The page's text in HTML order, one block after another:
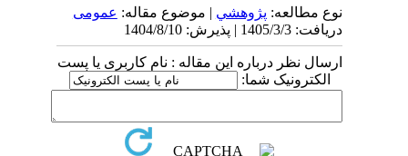
نوع مطالعه:پژوهشي| موضوع مقاله:عمومى
دریافت: 1405/3/3 | پذیرش: 1404/8/10
ارسال نظر درباره این مقاله : نام کاربری یا پست
الکترونیک شما: